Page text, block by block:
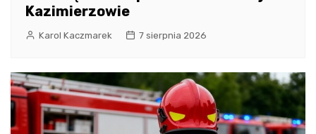
Kazimierzowie
Karol Kaczmarek 7 sierpnia 2026